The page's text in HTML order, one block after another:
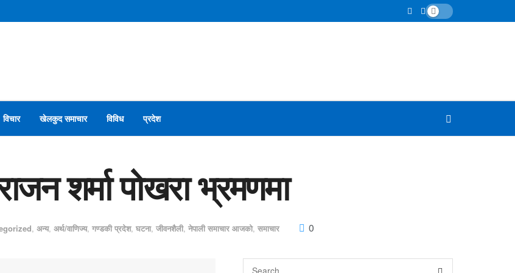
विचार खेलकुद समाचार विविध प्रदेश
शर्मा पोखरा भ्रमणमा
, अन्य, अर्थ/वाणिज्य, गण्डकी प्रदेश, घटना, जीवनशैली, नेपाली समाचार आजको, समाचार 0